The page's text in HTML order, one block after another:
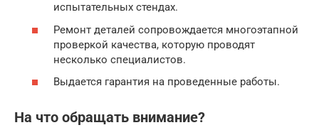
испытательных стендах.
Ремонт деталей сопровождается многоэтапной
проверкой качества, которую проводят
несколько специалистов.
Выдается гарантия на проведенные работы.
На что обращать внимание?